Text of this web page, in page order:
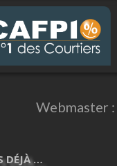
Webmaster :
DÉJÀ …